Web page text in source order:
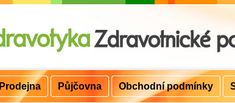
Prodejna Půjčovna Obchodní podmínky